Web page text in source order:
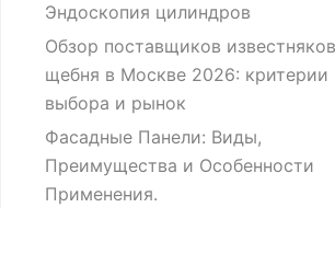
Эндоскопия цилиндров
Обзор поставщиков
щебня в Москве 2026: критерии
выбора и рынок
Фасадные Панели: Виды,
Преимущества и Особенности
Применения.